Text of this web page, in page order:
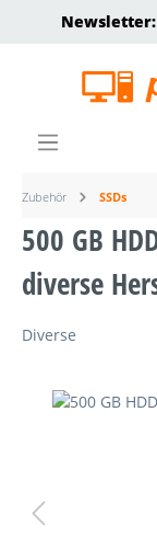
springen
Newsletter:
Zubehör SSDs
500 GB
diverse
Diverse
Bildergalerie